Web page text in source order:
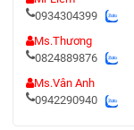
0934304399
Ms.Thương
0824889876
Ms.Vân Anh
0942290940